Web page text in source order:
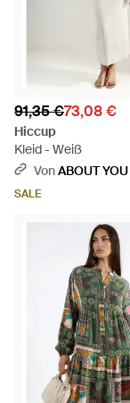
91,35 €73,08 €
Hiccup
Kleid - Weiß
VonABOUT YOU
SALE